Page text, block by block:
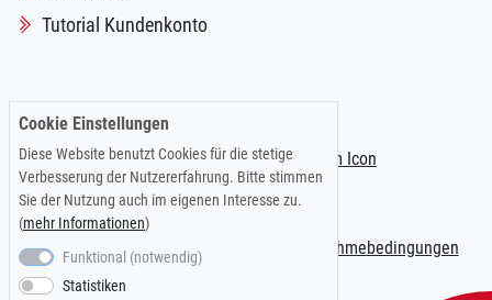
Tutorial Kundenkonto
Impressum |Datenschutzerklärung Teilnahmebedingungen
Cookie Einstellungen
Diese Website benutzt Cookies für die stetige
Verbesserung der Nutzererfahrung. Bitte stimmen
Sie der Nutzung auch im eigenen Interesse zu.
(mehr Informationen)
Funktional (notwendig)
Statistiken